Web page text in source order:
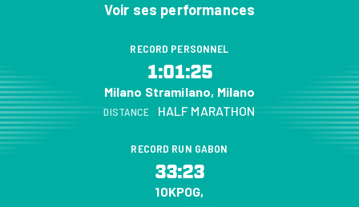
Voir ses performances
RECORD PERSONNEL
1:01:25
Milano Stramilano, Milano
DISTANCE HALF MARATHON
RECORD RUN GABON
33:23
10KPOG,